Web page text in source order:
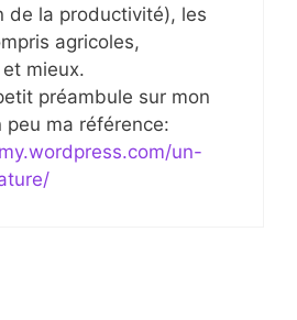
de la productivité), les
agricoles,
mieux.
préambule sur mon
peu ma référence:
un-